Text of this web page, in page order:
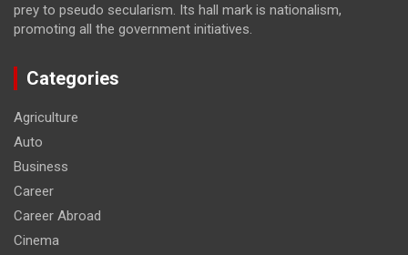
prey to pseudo secularism. Its hall mark is nationalism,
promoting all the government initiatives.
Categories
Agriculture
Auto
Business
Career
Career Abroad
Cinema